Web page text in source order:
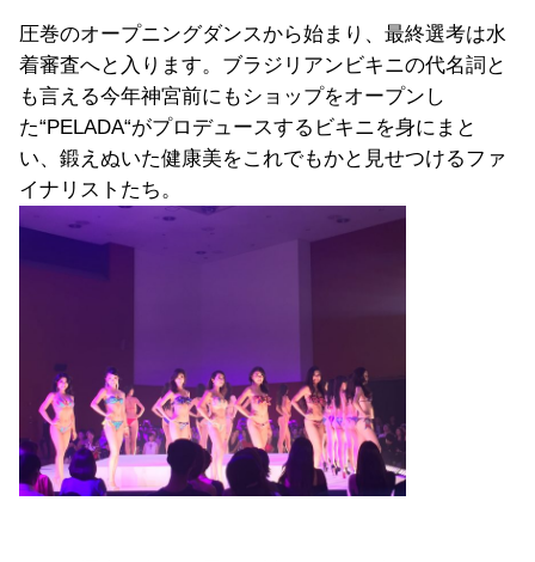
圧巻のオープニングダンスから始まり、最終選考は水
着審査へと入ります。ブラジリアンビキニの代名詞と
も言える今年神宮前にもショップをオープンし
た“PELADA“がプロデュースするビキニを身にまと
い、鍛えぬいた健康美をこれでもかと見せつけるファ
イナリストたち。